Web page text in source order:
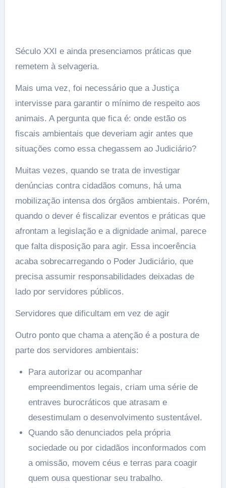
Século XXI e ainda presenciamos práticas que
remetem à selvageria.
Mais uma vez, foi necessário que a Justiça
intervisse para garantir o mínimo de respeito aos
animais. A pergunta que fica é: onde estão os
fiscais ambientais que deveriam agir antes que
situações como essa chegassem ao Judiciário?
Muitas vezes, quando se trata de investigar
denúncias contra cidadãos comuns, há uma
mobilização intensa dos órgãos ambientais. Porém,
quando o dever é fiscalizar eventos e práticas que
afrontam a legislação e a dignidade animal, parece
que falta disposição para agir. Essa incoerência
acaba sobrecarregando o Poder Judiciário, que
precisa assumir responsabilidades deixadas de
lado por servidores públicos.
Servidores que dificultam em vez de agir
Outro ponto que chama a atenção é a postura de
parte dos servidores ambientais:
Para autorizar ou acompanhar
empreendimentos legais, criam uma série de
entraves burocráticos que atrasam e
desestimulam o desenvolvimento sustentável.
Quando são denunciados pela própria
sociedade ou por cidadãos inconformados com
a omissão, movem céus e terras para coagir
quem ousa questionar seu trabalho.